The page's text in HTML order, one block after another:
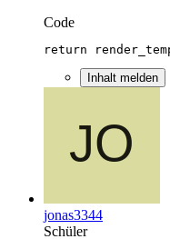
Code
return
Inhalt melden
jonas3344
Schüler